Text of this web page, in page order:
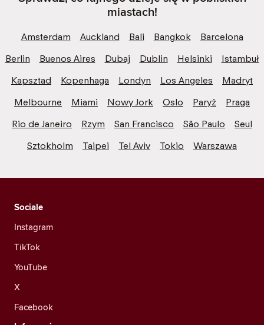
miastach!
Amsterdam Auckland Bali Bangkok
Barcelona
Berlin
Buenos Aires Dubaj Dublin Helsinki
Istambuł
Kapsztad
Kopenhaga Londyn Los Angeles
Madryt
Melbourne
Miami Nowy Jork Oslo Paryż
Praga
Rio de Janeiro
Rzym San Francisco São Paulo
Seul
Sztokholm
Taipei Tel Aviv Tokio Warszawa
Sociale
Instagram
TikTok
YouTube
X
Facebook